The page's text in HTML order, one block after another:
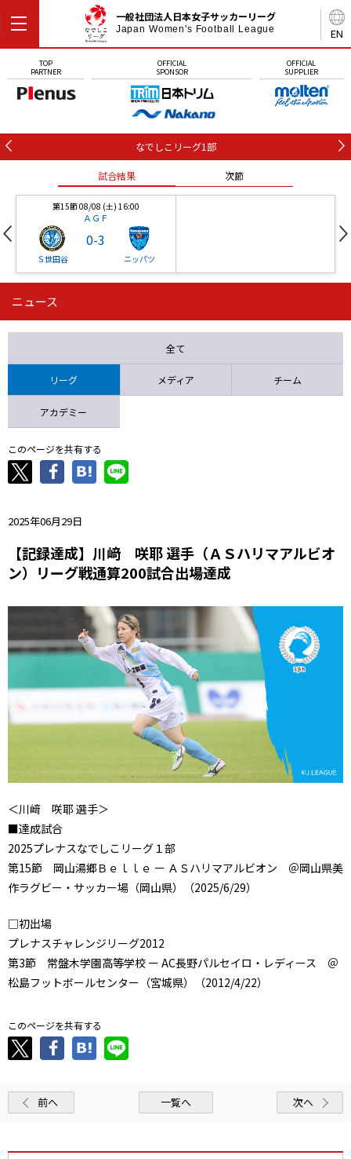
EN
一般社団法人日本女子サッカーリーグ
Japan Women's Football League
TOP
PARTNER
OFFICIAL
SPONSOR
OFFICIAL
SUPPLIER
なでしこリーグ1部
試合結果 次節
第15節 08/08 (土) 16:00
ＡＧＦ
Ｓ世田谷
0-3
ニッパツ
第16節 09/05 (土) 15:00
ニッパツ 石人の星
ニュース
全て
リーグ メディア チーム
アカデミー
このページを共有する
2025年06月29日
【記録達成】川﨑 咲耶 選手（ＡＳハリマアルビオ
ン）リーグ戦通算200試合出場達成
＜川﨑 咲耶 選手＞
■達成試合
2025プレナスなでしこリーグ１部
第15節 岡山湯郷Ｂｅｌｌｅ ー ＡＳハリマアルビオン ＠岡山県美
作ラグビー・サッカー場（岡山県）（2025/6/29）
□初出場
プレナスチャレンジリーグ2012
第3節 常盤木学園高等学校 ー AC長野パルセイロ・レディース ＠
松島フットボールセンター（宮城県）（2012/4/22）
このページを共有する
前へ 一覧へ 次へ